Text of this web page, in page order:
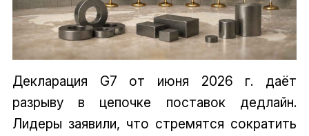
Декларация G7 от июня 2026 г. даёт
разрыву в цепочке поставок дедлайн.
Лидеры заявили, что стремятся сократить